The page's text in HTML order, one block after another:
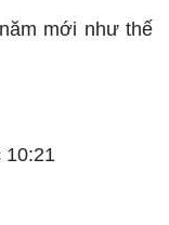
mới như thế
10:21